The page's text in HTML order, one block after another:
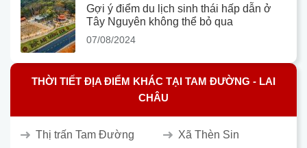
Gợi ý điểm du lịch sinh thái hấp dẫn ở
Tây Nguyên không thể bỏ qua
07/08/2024
THỜI TIẾT ĐỊA ĐIỂM KHÁC TẠI TAM ĐƯỜNG - LAI
CHÂU
Thị trấn Tam Đường Xã Thèn Sin